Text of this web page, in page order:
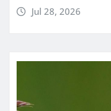
Jul 28, 2026